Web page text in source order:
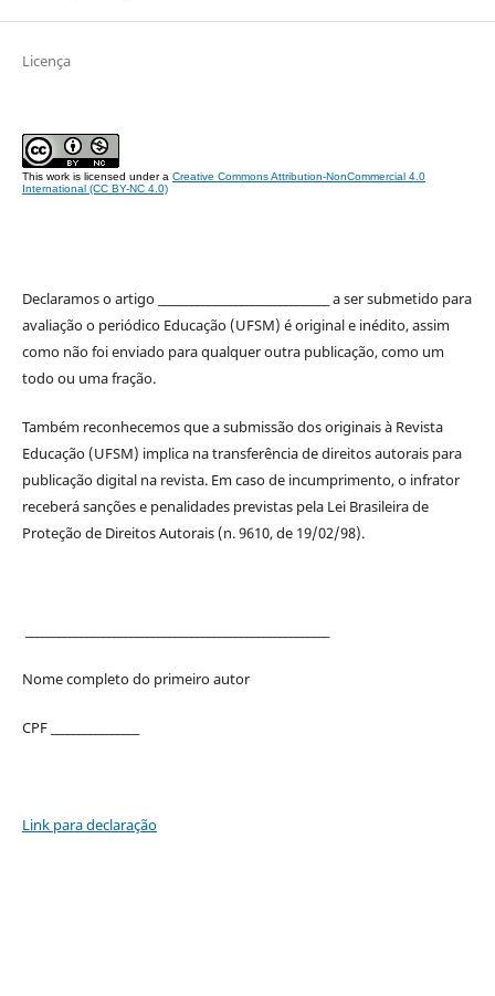
Licença
This work is licensed under a Creative Commons Attribution-NonCommercial 4.0
International (CC BY-NC 4.0)
Declaramos o artigo _______________________________ a ser submetido para
avaliação o periódico Educação (UFSM) é original e inédito, assim
como não foi enviado para qualquer outra publicação, como um
todo ou uma fração.
Também reconhecemos que a submissão dos originais à Revista
Educação (UFSM) implica na transferência de direitos autorais para
publicação digital na revista. Em caso de incumprimento, o infrator
receberá sanções e penalidades previstas pela Lei Brasileira de
Proteção de Direitos Autorais (n. 9610, de 19/02/98).
Nome completo do primeiro autor
CPF ________________
Link para declaração